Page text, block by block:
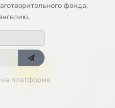
фонда;
платформе